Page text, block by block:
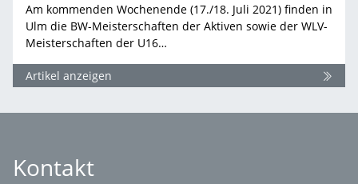
Am kommenden Wochenende (17./18. Juli 2021) finden in
Ulm die BW-Meisterschaften der Aktiven sowie der WLV-
Meisterschaften der U16…
Artikel anzeigen
Kontakt